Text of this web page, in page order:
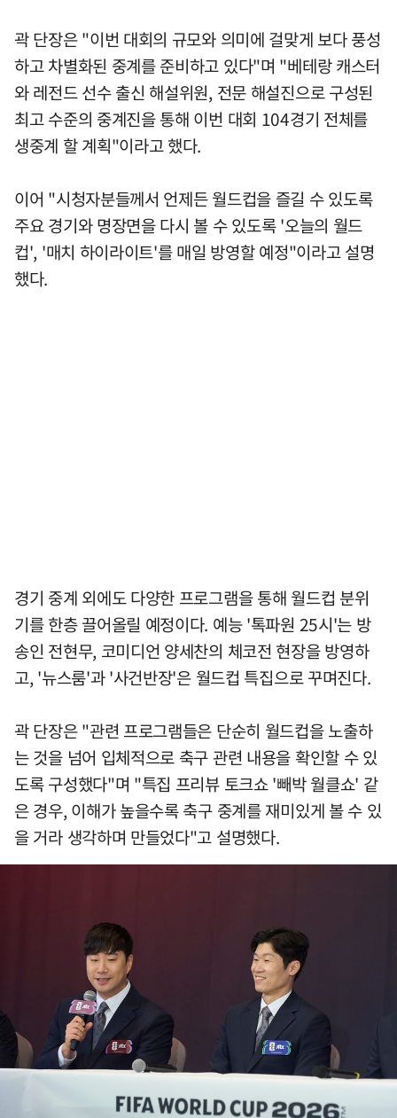
곽 단장은 "이번 대회의 규모와 의미에 걸맞게 보다 풍성
하고 차별화된 중계를 준비하고 있다"며 "베테랑 캐스터
와 레전드 선수 출신 해설위원, 전문 해설진으로 구성된
최고 수준의 중계진을 통해 이번 대회 104경기 전체를
생중계 할 계획"이라고 했다.
이어 "시청자분들께서 언제든 월드컵을 즐길 수 있도록
주요 경기와 명장면을 다시 볼 수 있도록 '오늘의 월드
컵', '매치 하이라이트'를 매일 방영할 예정"이라고 설명
했다.
경기 중계 외에도 다양한 프로그램을 통해 월드컵 분위
기를 한층 끌어올릴 예정이다. 예능 '톡파원 25시'는 방
송인 전현무, 코미디언 양세찬의 체코전 현장을 방영하
고, '뉴스룸'과 '사건반장'은 월드컵 특집으로 꾸며진다.
곽 단장은 "관련 프로그램들은 단순히 월드컵을 노출하
는 것을 넘어 입체적으로 축구 관련 내용을 확인할 수 있
도록 구성했다"며 "특집 프리뷰 토크쇼 '빼박 월클쇼' 같
은 경우, 이해가 높을수록 축구 중계를 재미있게 볼 수 있
을 거라 생각하며 만들었다"고 설명했다.